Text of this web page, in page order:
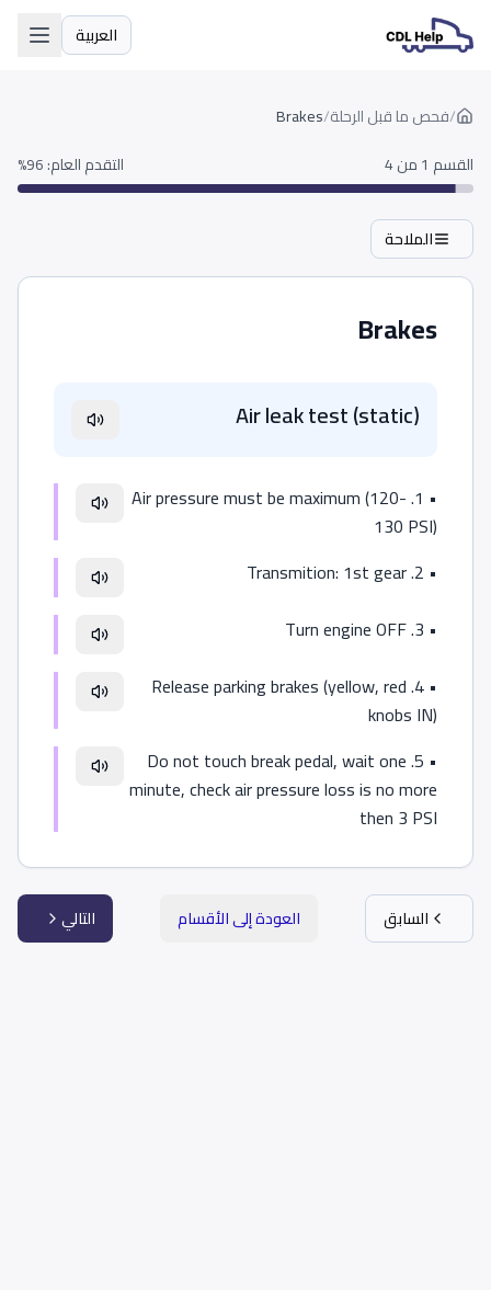
العربية
اللغة
/فحص ما قبل الرحلة/
Brakes
القسم 1 من 4
التقدم العام:
96
%
الملاحة
Brakes
Air leak test (static)
•
1. Air pressure must be maximum (120-
130 PSI)
•
2. Transmition: 1st gear
•
3. Turn engine OFF
•
4. Release parking brakes (yellow, red
knobs IN)
•
5. Do not touch break pedal, wait one
minute, check air pressure loss is no more
then 3 PSI
السابق العودة إلى الأقسام التالي